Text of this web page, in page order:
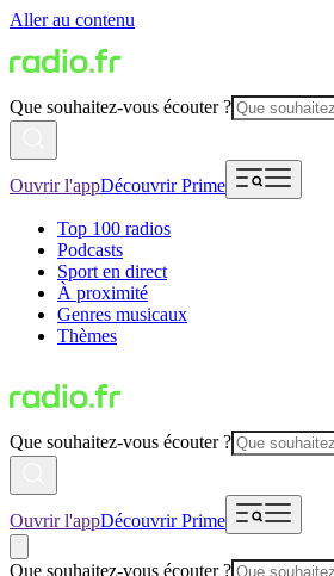
Aller au contenu
Que souhaitez-vous écouter ?
Ouvrir l'appDécouvrir Prime
Top 100 radios
Podcasts
Sport en direct
À proximité
Genres musicaux
Thèmes
Que souhaitez-vous écouter ?
Ouvrir l'appDécouvrir Prime
Que souhaitez-vous écouter ?